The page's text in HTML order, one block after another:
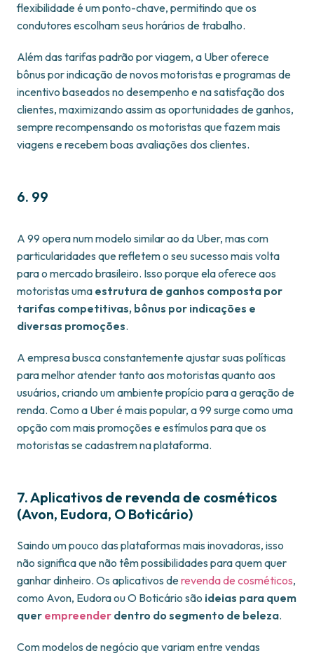
flexibilidade é um ponto-chave, permitindo que os
condutores escolham seus horários de trabalho.
Além das tarifas padrão por viagem, a Uber oferece
bônus por indicação de novos motoristas e programas de
incentivo baseados no desempenho e na satisfação dos
clientes, maximizando assim as oportunidades de ganhos,
sempre recompensando os motoristas que fazem mais
viagens e recebem boas avaliações dos clientes.
6. 99
A 99 opera num modelo similar ao da Uber, mas com
particularidades que refletem o seu sucesso mais volta
para o mercado brasileiro. Isso porque ela oferece aos
motoristas uma estrutura de ganhos composta por
tarifas competitivas, bônus por indicações e
diversas promoções.
A empresa busca constantemente ajustar suas políticas
para melhor atender tanto aos motoristas quanto aos
usuários, criando um ambiente propício para a geração de
renda. Como a Uber é mais popular, a 99 surge como uma
opção com mais promoções e estímulos para que os
motoristas se cadastrem na plataforma.
7.Aplicativos de revenda de cosméticos
(Avon, Eudora, O Boticário)
Saindo um pouco das plataformas mais inovadoras, isso
não significa que não têm possibilidades para quem quer
ganhar dinheiro. Os aplicativos derevenda de cosméticos,
como Avon, Eudora ou O Boticário são ideias para quem
quer empreender dentro do segmento de beleza.
Com modelos de negócio que variam entre vendas